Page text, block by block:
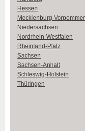
Hessen
Mecklenburg-
Niedersachsen
Nordrhein-Westfalen
Rheinland-Pfalz
Sachsen
Sachsen-Anhalt
Schleswig-Holstein
Thüringen